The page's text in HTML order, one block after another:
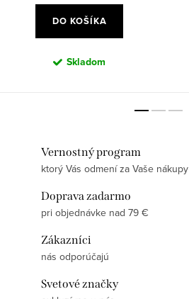
DO KOŠÍKA
Skladom
Vernostný program
ktorý Vás odmení za Vaše nákupy
Doprava zadarmo
pri objednávke nad 79 €
Zákazníci
nás odporúčajú
Svetové značky